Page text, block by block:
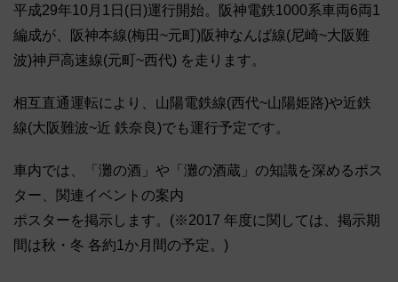
平成29年10月1日(日)運行開始。阪神電鉄1000系車両6両1
編成が、阪神本線(梅田~元町)阪神なんば線(尼崎~大阪難
波)神戸高速線(元町~西代) を走ります。
相互直通運転により、山陽電鉄線(西代~山陽姫路)や近鉄
線(大阪難波~近 鉄奈良)でも運行予定です。
車内では、「灘の酒」や「灘の酒蔵」の知識を深めるポス
ター、関連イベントの案内
ポスターを掲示します。(※2017 年度に関しては、掲示期
間は秋・冬 各約1か月間の予定。)